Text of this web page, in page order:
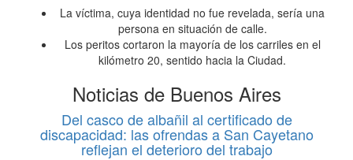
La víctima, cuya identidad no fue revelada, sería una
persona en situación de calle.
Los peritos cortaron la mayoría de los carriles en el
kilómetro 20, sentido hacia la Ciudad.
Noticias de Buenos Aires
Del casco de albañil al certificado de
discapacidad: las ofrendas a San Cayetano
reflejan el deterioro del trabajo